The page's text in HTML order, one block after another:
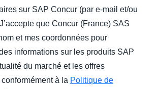
sur SAP Concur (par e-mail et/ou
que Concur (France) SAS
et mes coordonnées pour
informations sur les produits SAP
du marché et les offres
à la Politique de